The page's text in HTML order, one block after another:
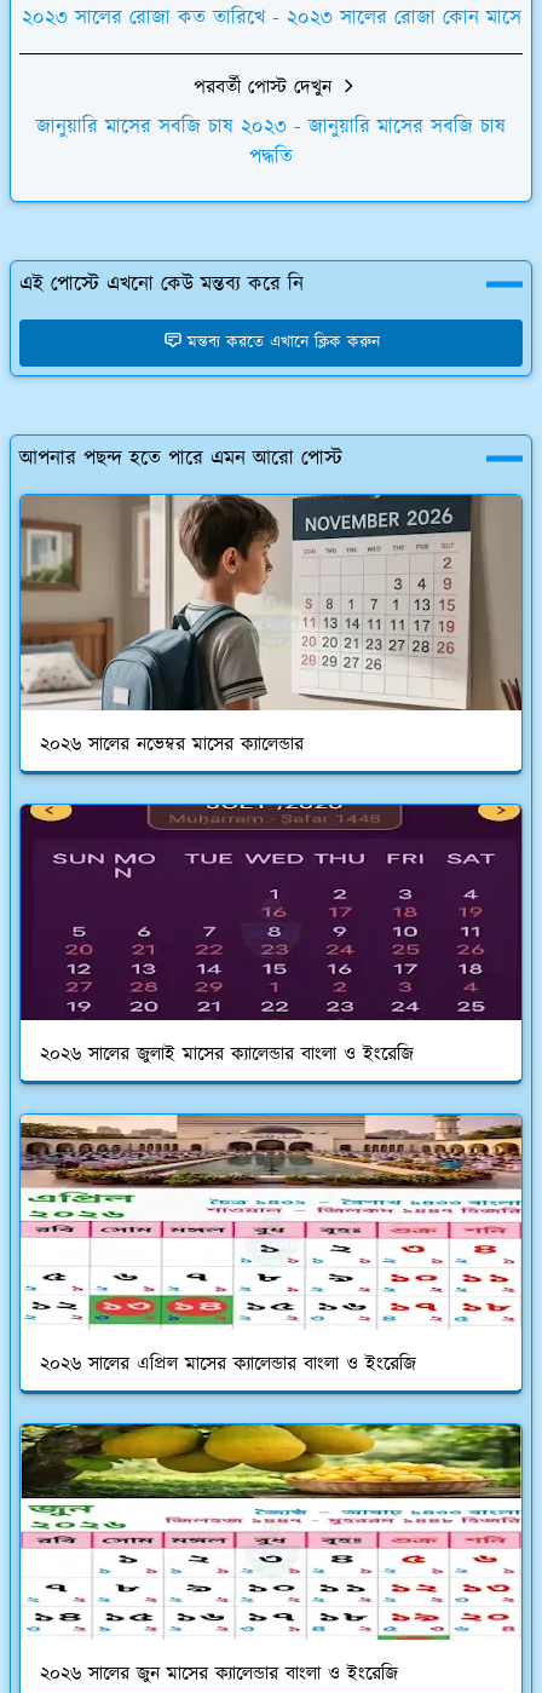
২০২৩ সালের রোজা কত তারিখে - ২০২৩ সালের রোজা কোন মাসে
পরবর্তী পোস্ট দেখুন
জানুয়ারি মাসের সবজি চাষ ২০২৩ - জানুয়ারি মাসের সবজি চাষ
পদ্ধতি
এই পোস্টে এখনো কেউ মন্তব্য করে নি
মন্তব্য করতে এখানে ক্লিক করুন
আপনার পছন্দ হতে পারে এমন আরো পোস্ট
২০২৬ সালের নভেম্বর মাসের ক্যালেন্ডার
২০২৬ সালের জুলাই মাসের ক্যালেন্ডার বাংলা ও ইংরেজি
২০২৬ সালের এপ্রিল মাসের ক্যালেন্ডার বাংলা ও ইংরেজি
২০২৬ সালের জুন মাসের ক্যালেন্ডার বাংলা ও ইংরেজি